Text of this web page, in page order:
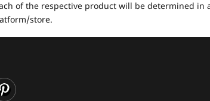
of the respective product will be determined in
store.